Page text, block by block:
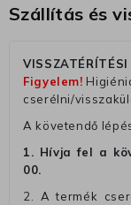
Szállítás és
VISSZATÉRÍTÉSI
Figyelem!
cserélni/
A követendő
1. Hívja fel a
00.
2. A termék